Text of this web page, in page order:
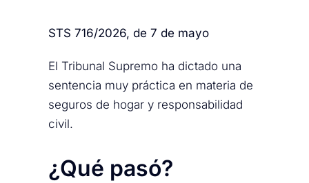
STS 716/2026, de 7 de mayo
El Tribunal Supremo ha dictado una
sentencia muy práctica en materia de
seguros de hogar y responsabilidad
civil.
¿Qué pasó?